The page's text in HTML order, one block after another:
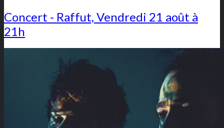
Concert - Raffut, Vendredi 21 août à
21h